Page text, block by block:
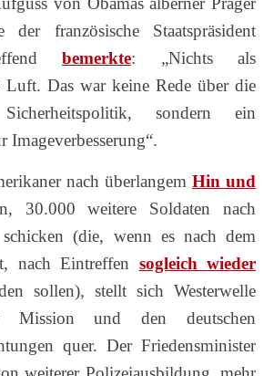
französische Staatspräsident
bemerkte: „Nichts als
Das war keine Rede über die
Sicherheitspolitik, sondern ein
nach überlangem Hin und
30.000 weitere Soldaten nach
(die, wenn es nach dem
nach Eintreffen sogleich wieder
sollen), stellt sich Westerwelle
Mission und den deutschen
quer. Der Friedensminister